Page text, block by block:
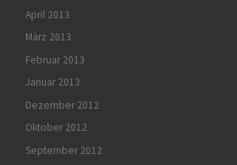
April 2013
März 2013
Februar 2013
Januar 2013
Dezember 2012
Oktober 2012
September 2012